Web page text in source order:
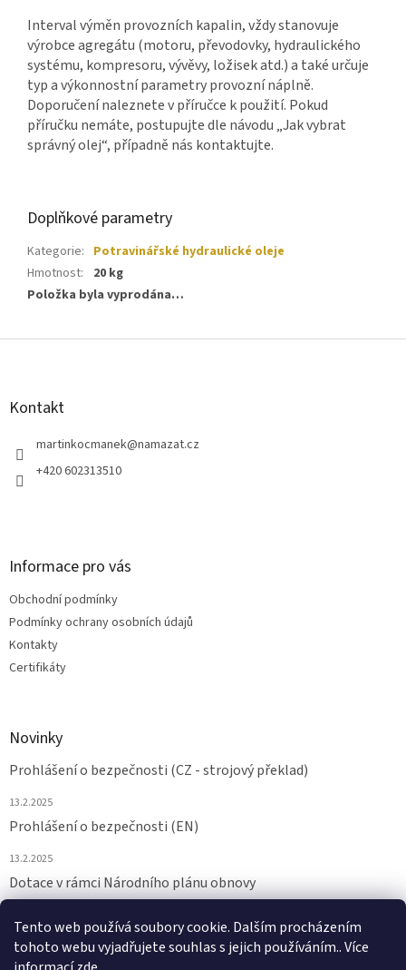
Tento web používá soubory cookie. Dalším procházením
tohoto webu vyjadřujete souhlas s jejich používáním.. Více
Interval výměn provozních kapalin, vždy stanovuje
výrobce agregátu (motoru, převodovky, hydraulického
systému, kompresoru, vývěvy, ložisek atd.) a také určuje
typ a výkonnostní parametry provozní náplně.
Doporučení naleznete v příručce k použití. Pokud
příručku nemáte, postupujte dle návodu „Jak vybrat
správný olej“, případně nás kontaktujte.
Doplňkové parametry
Kategorie: Potravinářské hydraulické oleje
Hmotnost:
20 kg
Položka byla vyprodána…
Z
Kontakt
martinkocmanek@namazat.cz
+420 602313510
Informace pro vás
Obchodní podmínky
Podmínky ochrany osobních údajů
Kontakty
Certifikáty
Novinky
Prohlášení o bezpečnosti (CZ - strojový překlad)
13.2.2025
Prohlášení o bezpečnosti (EN)
13.2.2025
Dotace v rámci Národního plánu obnovy
ARCHIV